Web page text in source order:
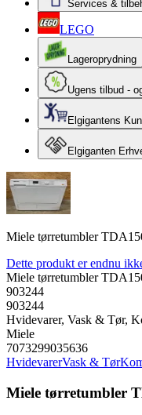
Services &
LEGO
Lageroprydning
Ugens tilbud -
Elgigantens
Elgiganten
Miele tørretumbler
Dette produkt er endnu
Miele tørretumbler
903244
903244
Hvidevarer, Vask & Tør,
Miele
7073299035636
HvidevarerVask & Tør
Miele tørretumbler